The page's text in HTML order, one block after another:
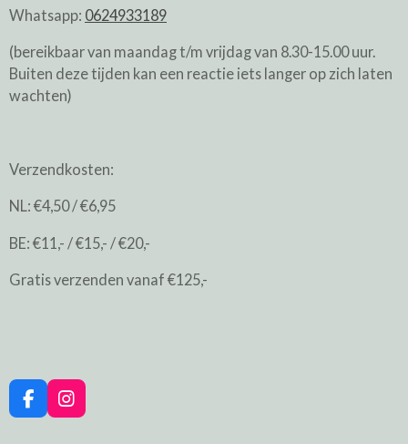
Whatsapp: 0624933189
(bereikbaar van maandag t/m vrijdag van 8.30-15.00 uur.
Buiten deze tijden kan een reactie iets langer op zich laten
wachten)
Verzendkosten:
NL: €4,50 / €6,95
BE: €11,- / €15,- / €20,-
Gratis verzenden vanaf €125,-
F
a
I
n